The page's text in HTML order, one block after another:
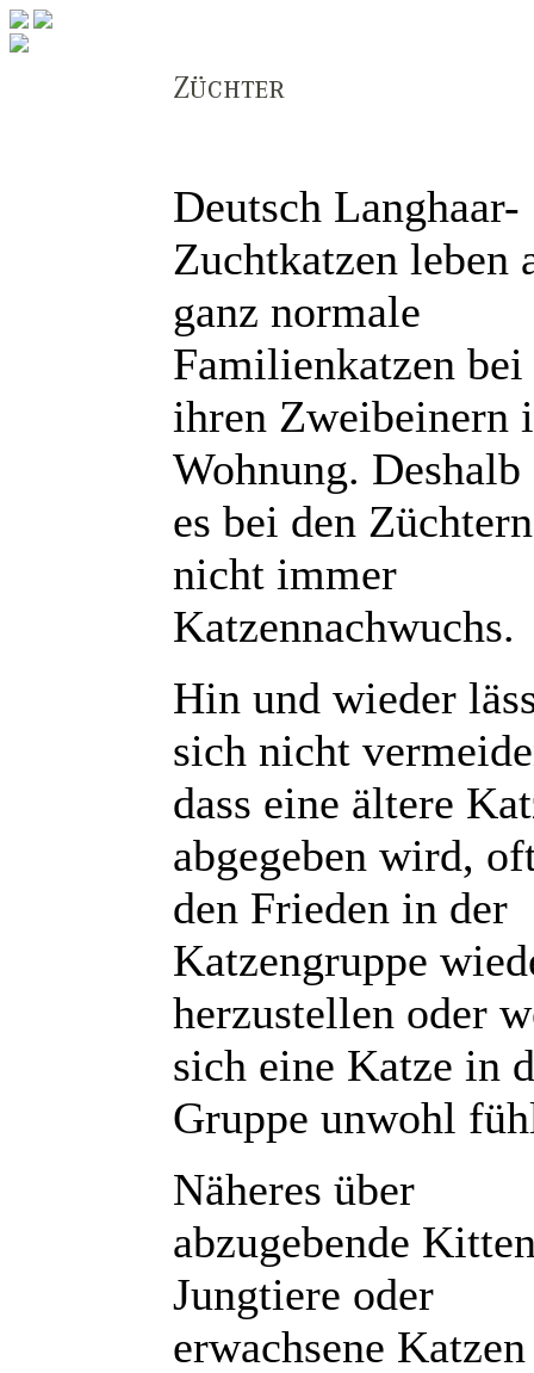
Deutsch Langhaar-
Zuchtkatzen leben
ganz normale
Familienkatzen bei
ihren Zweibeinern
Wohnung.
es bei den Züchtern
nicht immer
Katzennachwuchs.
Hin und wieder
sich nicht
dass eine ältere
abgegeben wird,
den Frieden in der
Katzengruppe
herzustellen oder
sich eine Katze in
Gruppe unwohl
Näheres über
abzugebende
Jungtiere oder
erwachsene